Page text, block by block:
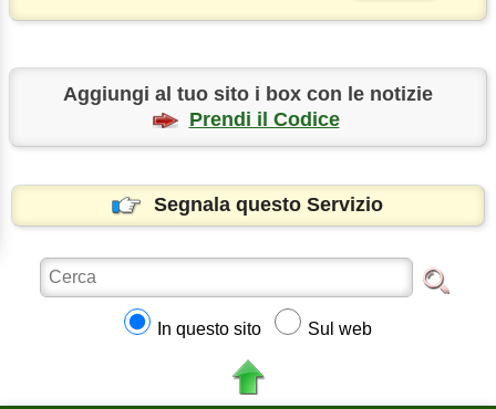
Aggiungi al tuo sito i box con le notizie
Prendi il Codice
Segnala questo Servizio
In questo sito Sul web